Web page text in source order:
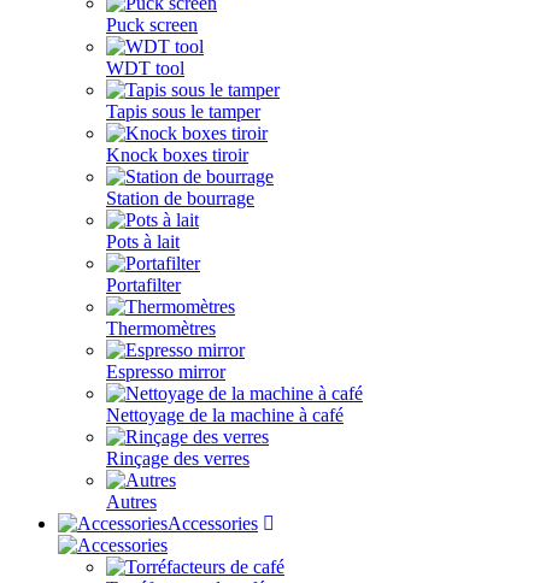
Puck screen
WDT tool
Tapis sous le tamper
Knock boxes tiroir
Station de bourrage
Pots à lait
Portafilter
Thermomètres
Espresso mirror
Nettoyage de la machine à café
Rinçage des verres
Autres
Accessories